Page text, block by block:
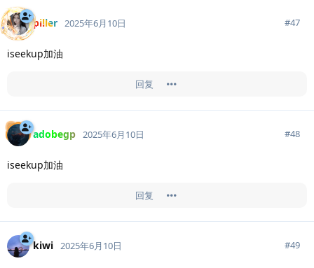
piller 2025年6月10日 #47
iseekup加油
回复
adobegp 2025年6月10日 #48
iseekup加油
回复
kiwi 2025年6月10日 #49